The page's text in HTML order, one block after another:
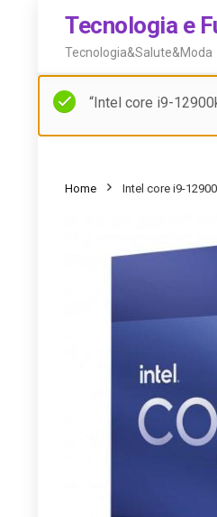
Tecnologia e
Tecnologia&Salute&Moda
“Intel core i9-
Home Intel core i9-